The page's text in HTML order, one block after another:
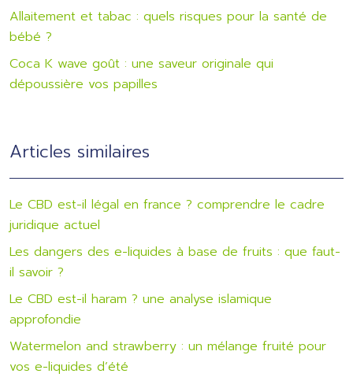
Allaitement et tabac : quels risques pour la santé de
bébé ?
Coca K wave goût : une saveur originale qui
dépoussière vos papilles
Articles similaires
Le CBD est-il légal en france ? comprendre le cadre
juridique actuel
Les dangers des e-liquides à base de fruits : que faut-
il savoir ?
Le CBD est-il haram ? une analyse islamique
approfondie
Watermelon and strawberry : un mélange fruité pour
vos e-liquides d’été